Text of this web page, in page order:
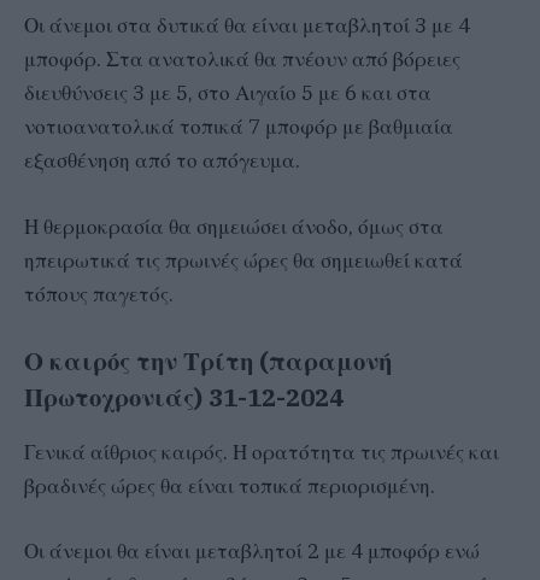
Οι άνεμοι στα δυτικά θα είναι μεταβλητοί 3 με 4
μποφόρ. Στα ανατολικά θα πνέουν από βόρειες
διευθύνσεις 3 με 5, στο Αιγαίο 5 με 6 και στα
νοτιοανατολικά τοπικά 7 μποφόρ με βαθμιαία
εξασθένηση από το απόγευμα.
Η θερμοκρασία θα σημειώσει άνοδο, όμως στα
ηπειρωτικά τις πρωινές ώρες θα σημειωθεί κατά
τόπους παγετός.
Ο καιρός την Τρίτη (παραμονή
Πρωτοχρονιάς) 31-12-2024
Γενικά αίθριος καιρός. Η ορατότητα τις πρωινές και
βραδινές ώρες θα είναι τοπικά περιορισμένη.
Οι άνεμοι θα είναι μεταβλητοί 2 με 4 μποφόρ ενώ